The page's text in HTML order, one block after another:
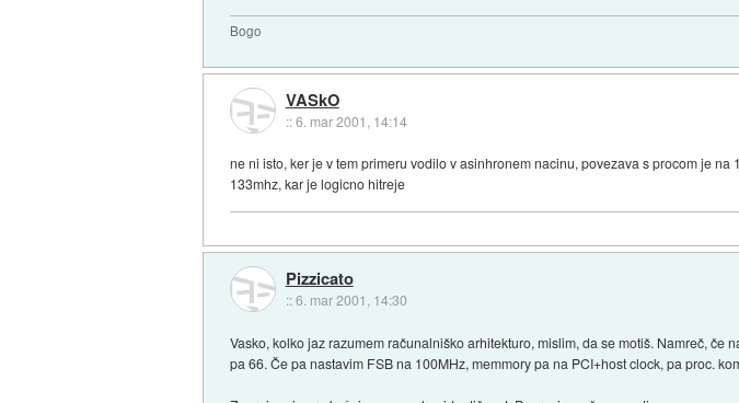
Bogo
VASkO
::6. mar 2001, 14:14
ne ni isto, ker je v tem primeru vodilo v asinhronem nacinu, povezava s procom je
133mhz, kar je logicno hitreje
Pizzicato
::6. mar 2001, 14:30
Vasko, kolko jaz razumem računalniško arhitekturo, mislim, da se motiš. Namreč,
pa 66. Če pa nastavim FSB na 100MHz, memmory pa na PCI+host clock, pa proc.